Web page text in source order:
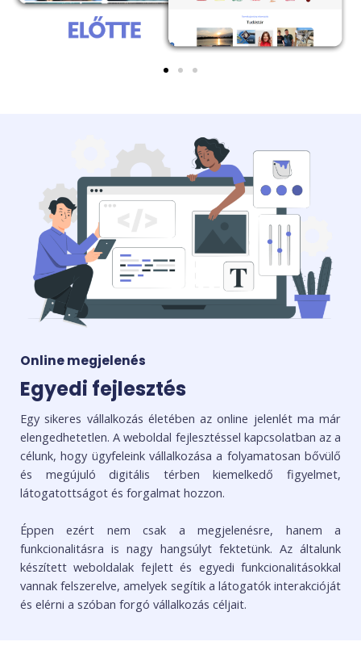
Online megjelenés
Egyedi fejlesztés
Egy sikeres vállalkozás életében az online jelenlét ma már
elengedhetetlen. A weboldal fejlesztéssel kapcsolatban az a
célunk, hogy ügyfeleink vállalkozása a folyamatosan bővülő
és megújuló digitális térben kiemelkedő figyelmet,
látogatottságot és forgalmat hozzon.
Éppen ezért nem csak a megjelenésre, hanem a
funkcionalitásra is nagy hangsúlyt fektetünk. Az általunk
készített weboldalak fejlett és egyedi funkcionalitásokkal
vannak felszerelve, amelyek segítik a látogatók interakcióját
és elérni a szóban forgó vállalkozás céljait.